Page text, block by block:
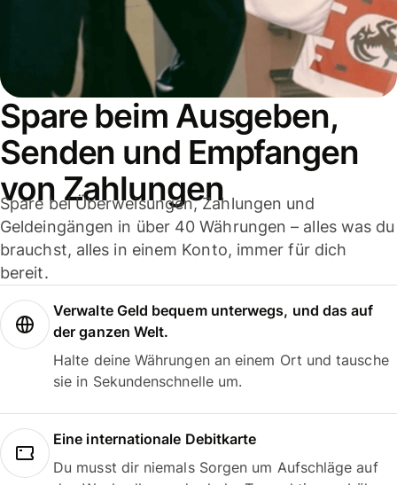
Spare beim Ausgeben,
Senden und Empfangen
von Zahlungen
Spare bei Überweisungen, Zahlungen und
Geldeingängen in über 40 Währungen – alles was du
brauchst, alles in einem Konto, immer für dich
bereit.
Verwalte Geld bequem unterwegs, und das auf
der ganzen Welt.
Halte deine Währungen an einem Ort und tausche
sie in Sekundenschnelle um.
Eine internationale Debitkarte
Du musst dir niemals Sorgen um Aufschläge auf